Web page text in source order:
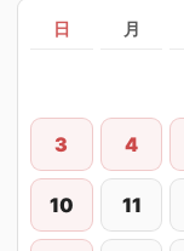
日 月
3 4
10 11